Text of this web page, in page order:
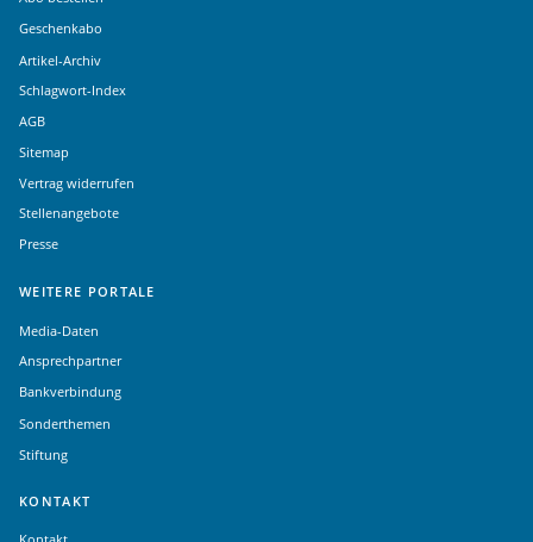
Geschenkabo
Artikel-Archiv
Schlagwort-Index
AGB
Sitemap
Vertrag widerrufen
Stellenangebote
Presse
WEITERE PORTALE
Media-Daten
Ansprechpartner
Bankverbindung
Sonderthemen
Stiftung
KONTAKT